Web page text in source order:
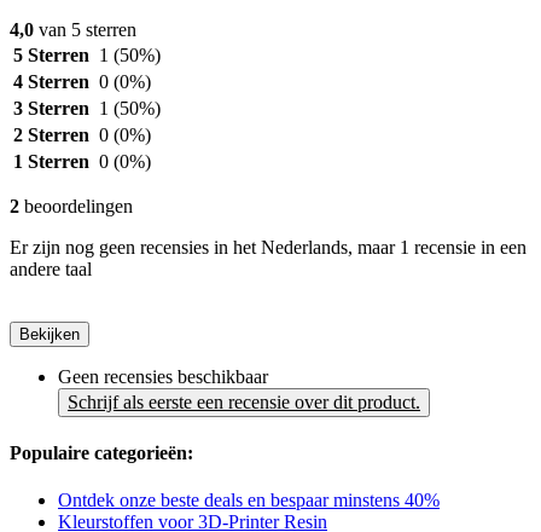
4,0 van 5 sterren
5 Sterren 1 (50%)
4 Sterren 0 (0%)
3 Sterren 1 (50%)
2 Sterren 0 (0%)
1 Sterren 0 (0%)
2 beoordelingen
Er zijn nog geen recensies in het Nederlands, maar 1 recensie in een
andere taal
Bekijken
Geen recensies beschikbaar
Schrijf als eerste een recensie over dit product.
Populaire categorieën:
Ontdek onze beste deals en bespaar minstens 40%
Kleurstoffen voor 3D-Printer Resin